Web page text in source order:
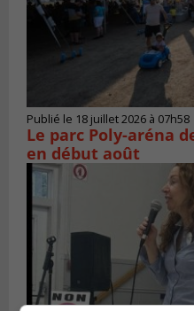
Publié le 18 juillet 2026 à 07h58
Le parc Poly-aréna
en début août